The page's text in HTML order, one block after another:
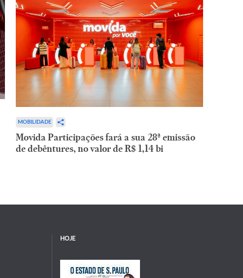
MOBILIDADE
Movida Participações fará a sua 28ª emissão
de debêntures, no valor de R$ 1,14 bi
HOJE